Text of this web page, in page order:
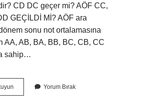
CD DC geçer mi? AÖF CC,
GEÇİLDİ Mİ? AÖF ara
sonu not ortalamasına
AA, AB, BA, BB, BC, CB, CC
sahip…
Geçer
Yorum Bırak